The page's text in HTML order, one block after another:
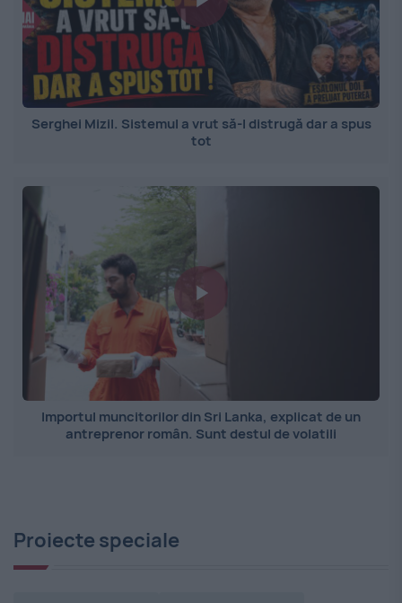
Serghei Mizil. Sistemul a vrut să-l distrugă dar a spus
tot
Importul muncitorilor din Sri Lanka, explicat de un
antreprenor român. Sunt destul de volatili
Proiecte speciale